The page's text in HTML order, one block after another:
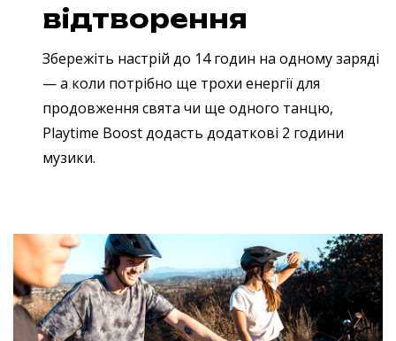
відтворення
Збережіть настрій до 14 годин на одному заряді
— а коли потрібно ще трохи енергії для
продовження свята чи ще одного танцю,
Playtime Boost додасть додаткові 2 години
музики.